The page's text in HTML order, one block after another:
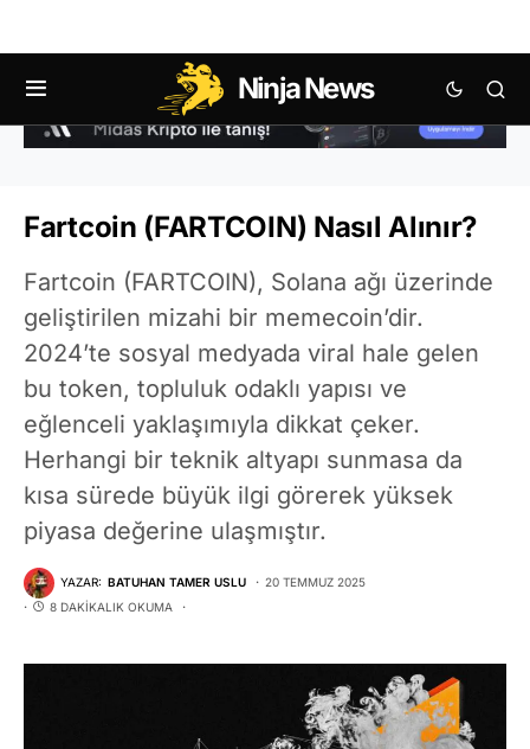
Ninja News
Fartcoin (FARTCOIN) Nasıl Alınır?
Fartcoin (FARTCOIN), Solana ağı üzerinde
geliştirilen mizahi bir memecoin’dir.
2024’te sosyal medyada viral hale gelen
bu token, topluluk odaklı yapısı ve
eğlenceli yaklaşımıyla dikkat çeker.
Herhangi bir teknik altyapı sunmasa da
kısa sürede büyük ilgi görerek yüksek
piyasa değerine ulaşmıştır.
YAZAR: BATUHAN TAMER USLU
20 TEMMUZ 2025
8 DAKIKALIK OKUMA